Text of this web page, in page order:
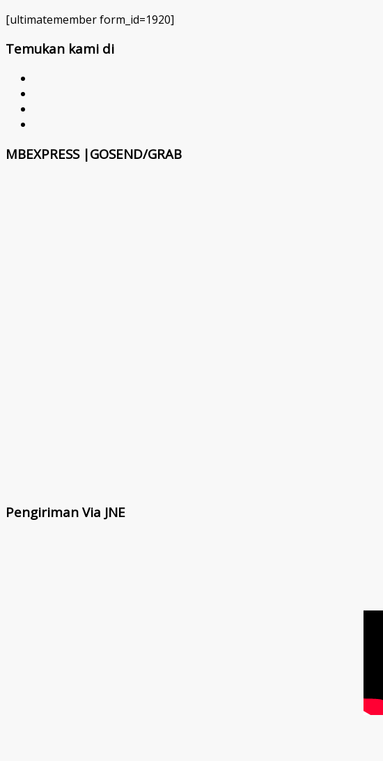
[ultimatemember form_id=1920]
Temukan kami di
MBEXPRESS |GOSEND/GRAB
Pengiriman Via JNE